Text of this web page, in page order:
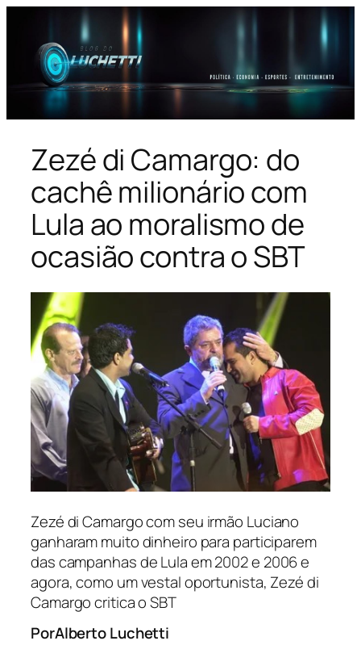
conteúdo
Zezé di Camargo: do
cachê milionário com
Lula ao moralismo de
ocasião contra o SBT
Zezé di Camargo com seu irmão Luciano
ganharam muito dinheiro para participarem
das campanhas de Lula em 2002 e 2006 e
agora, como um vestal oportunista, Zezé di
Camargo critica o SBT
PorAlberto Luchetti